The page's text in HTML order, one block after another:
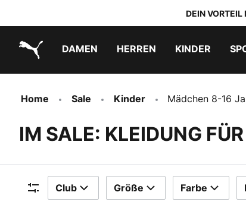
DEIN
DAMEN HERREN KINDER
Home Sale Kinder Mädchen 8-16
IM SALE: KLEIDUNG
Filter
Club Größe Farbe